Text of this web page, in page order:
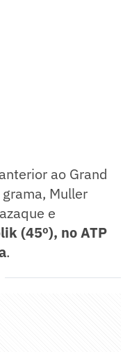
ao Grand
Muller
e
(45º), no ATP
.